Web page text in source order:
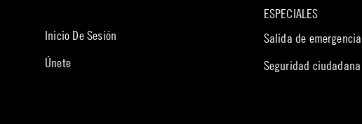
Inicio De Sesión
Únete
ESPECIALES
Salida de emergencia
Seguridad ciudadana